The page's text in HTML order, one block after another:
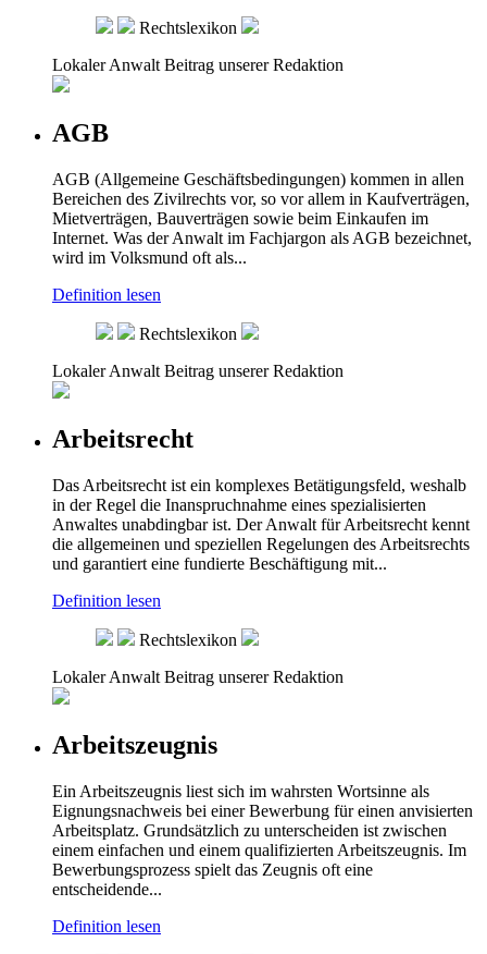
Rechtslexikon
Lokaler Anwalt Beitrag unserer Redaktion
AGB
AGB (Allgemeine Geschäftsbedingungen) kommen in allen
Bereichen des Zivilrechts vor, so vor allem in Kaufverträgen,
Mietverträgen, Bauverträgen sowie beim Einkaufen im
Internet. Was der Anwalt im Fachjargon als AGB bezeichnet,
wird im Volksmund oft als...
Definition lesen
Rechtslexikon
Lokaler Anwalt Beitrag unserer Redaktion
Arbeitsrecht
Das Arbeitsrecht ist ein komplexes Betätigungsfeld, weshalb
in der Regel die Inanspruchnahme eines spezialisierten
Anwaltes unabdingbar ist. Der Anwalt für Arbeitsrecht kennt
die allgemeinen und speziellen Regelungen des Arbeitsrechts
und garantiert eine fundierte Beschäftigung mit...
Definition lesen
Rechtslexikon
Lokaler Anwalt Beitrag unserer Redaktion
Arbeitszeugnis
Ein Arbeitszeugnis liest sich im wahrsten Wortsinne als
Eignungsnachweis bei einer Bewerbung für einen anvisierten
Arbeitsplatz. Grundsätzlich zu unterscheiden ist zwischen
einem einfachen und einem qualifizierten Arbeitszeugnis. Im
Bewerbungsprozess spielt das Zeugnis oft eine
entscheidende...
Definition lesen